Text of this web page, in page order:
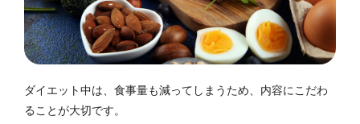
ダイエット中は、食事量も減ってしまうため、内容にこだわ
ることが大切です。